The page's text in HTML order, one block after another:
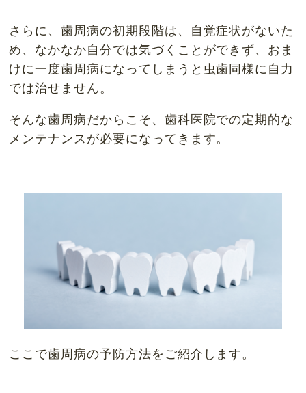
さらに、歯周病の初期段階は、自覚症状がないた
め、なかなか自分では気づくことができず、おま
けに一度歯周病になってしまうと虫歯同様に自力
では治せません。
そんな歯周病だからこそ、歯科医院での定期的な
メンテナンスが必要になってきます。
ここで歯周病の予防方法をご紹介します。